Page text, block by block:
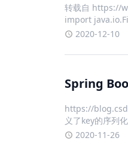
转载自 https://
import
2020-12-10
Spring
https://
义了key的序列
2020-11-26